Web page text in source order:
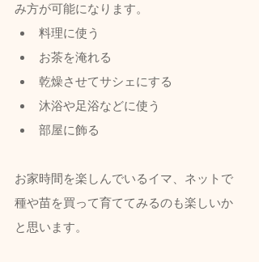
み方が可能になります。
料理に使う
お茶を淹れる
乾燥させてサシェにする
沐浴や足浴などに使う
部屋に飾る
お家時間を楽しんでいるイマ、ネットで
種や苗を買って育ててみるのも楽しいか
と思います。